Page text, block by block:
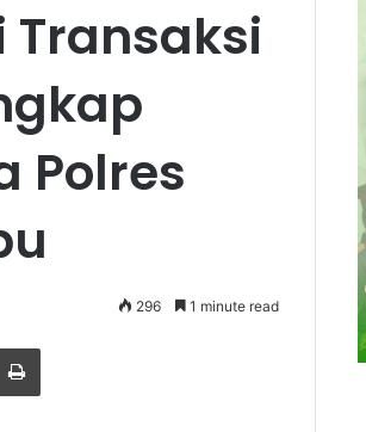
Transaksi
Polres
296 1 minute read
Email Print